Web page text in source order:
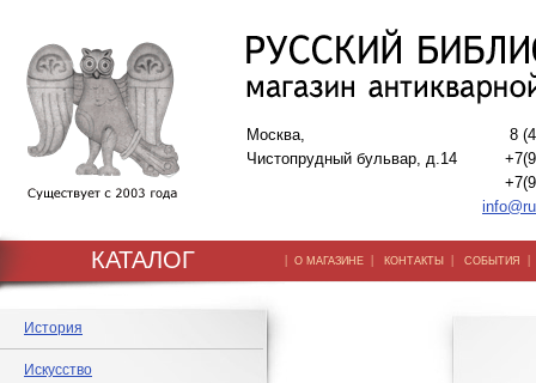
Москва,
Чистопрудный бульвар, д.14
8
КАТАЛОГ | О МАГАЗИНЕ | КОНТАКТЫ | СОБЫТИЯ
История
Искусство